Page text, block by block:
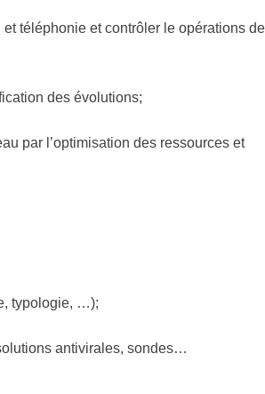
téléphonie et contrôler le opérations de
des évolutions;
par l’optimisation des ressources et
typologie, …);
antivirales, sondes…